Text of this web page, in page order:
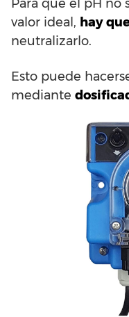
Para que el pH no
valor ideal, hay
neutralizarlo.
Esto puede
mediante